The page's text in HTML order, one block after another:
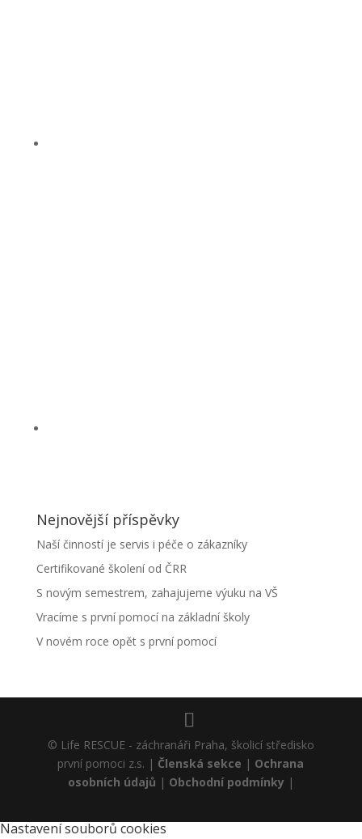
Nejnovější příspěvky
Naší činností je servis i péče o zákazníky
Certifikované školení od ČRR
S novým semestrem, zahajujeme výuku na VŠ
Vracíme s první pomocí na základní školy
V novém roce opět s první pomocí
© Life RESCUE - záchranáři Praha, školicí středisko
první pomoci z.s. | Členská sekce | Ochrana
osobních údajů | Obchodní podmínky |
Nastavení souborů cookies